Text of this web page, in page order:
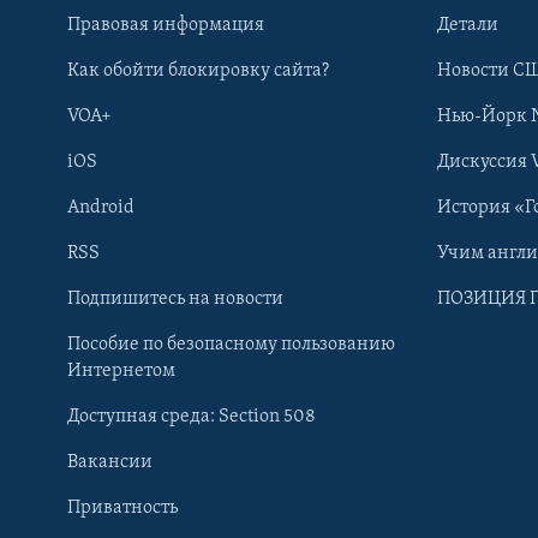
Learning English
Языки
Правовая информация
Как обойти блокировку сайта?
VOA+
iOS
Android
RSS
Подпишитесь на новости
Пособие по безопасному пользованию
Интернетом
Доступная среда: Section 508
Вакансии
Приватность
Детали
Новости
Нью-Йорк
Дискуссия
История
Учим
ПОЗИЦИЯ